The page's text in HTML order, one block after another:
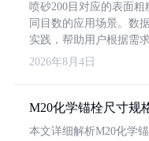
喷砂200目对应的表面粗
同目数的应用场景。数
实践，帮助用户根据需
2026年8月4日
M20化学锚栓尺寸规
本文详细解析M20化学